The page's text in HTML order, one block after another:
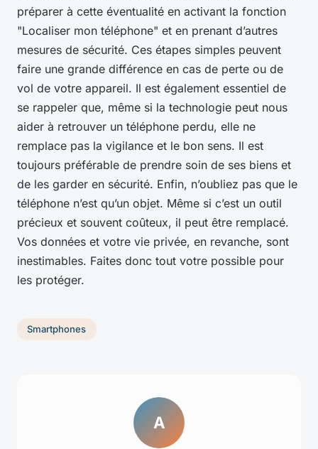
préparer à cette éventualité en activant la fonction
"Localiser mon téléphone" et en prenant d’autres
mesures de sécurité. Ces étapes simples peuvent
faire une grande différence en cas de perte ou de
vol de votre appareil. Il est également essentiel de
se rappeler que, même si la technologie peut nous
aider à retrouver un téléphone perdu, elle ne
remplace pas la vigilance et le bon sens. Il est
toujours préférable de prendre soin de ses biens et
de les garder en sécurité. Enfin, n’oubliez pas que le
téléphone n’est qu’un objet. Même si c’est un outil
précieux et souvent coûteux, il peut être remplacé.
Vos données et votre vie privée, en revanche, sont
inestimables. Faites donc tout votre possible pour
les protéger.
Smartphones
A